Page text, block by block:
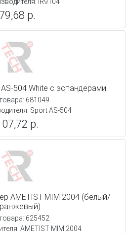
79,68 р.
504 White с эспандерами
681049
Sport AS-504
р.
AMETIST MIM 2004 (белый/
625452
AMETIST MIM 2004